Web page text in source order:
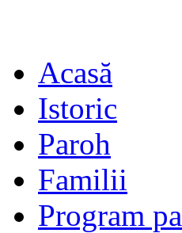
Acasă
Istoric
Paroh
Familii
Program